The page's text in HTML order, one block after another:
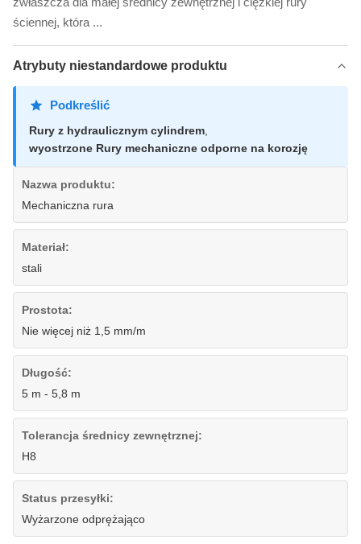
ściennej, która ...
Atrybuty niestandardowe produktu
Podkreślić
Rury z hydraulicznym cylindrem,
wyostrzone Rury mechaniczne odporne na korozję
Nazwa produktu:
Mechaniczna rura
Materiał:
stali
Prostota:
Nie więcej niż 1,5 mm/m
Długość:
5 m - 5,8 m
Tolerancja średnicy zewnętrznej:
H8
Status przesyłki:
Wyżarzone odprężająco